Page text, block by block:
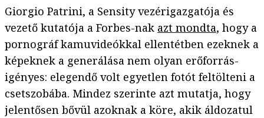
Giorgio Patrini, a Sensity vezérigazgatója és
vezető kutatója a Forbes-nak azt mondta, hogy a
pornográf kamuvideókkal ellentétben ezeknek a
képeknek a generálása nem olyan erőforrás-
igényes: elegendő volt egyetlen fotót feltölteni a
csetszobába. Mindez szerinte azt mutatja, hogy
jelentősen bővül azoknak a köre, akik áldozatul